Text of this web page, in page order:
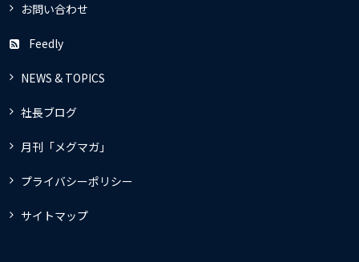
お問い合わせ
Feedly
NEWS & TOPICS
社長ブログ
月刊「メグマガ」
プライバシーポリシー
サイトマップ